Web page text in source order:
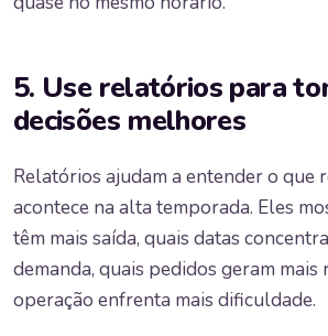
5. Use relatórios para
decisões melhores
Relatórios ajudam a entender o que
acontece na alta temporada. Eles
têm mais saída, quais datas
demanda, quais pedidos geram mais
operação enfrenta mais dificuldade.